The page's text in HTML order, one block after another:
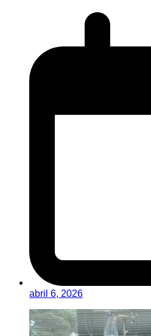
abril 6, 2026